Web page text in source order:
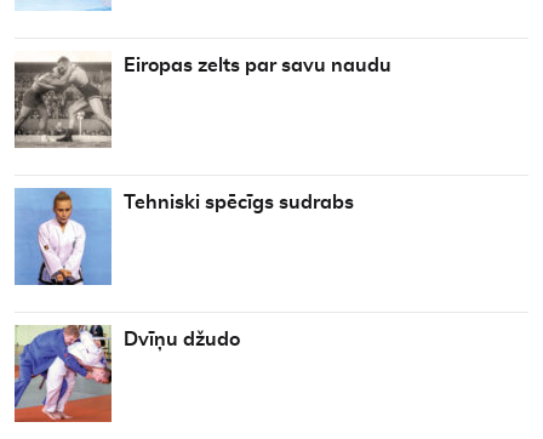
Eiropas zelts par savu naudu
Tehniski spēcīgs sudrabs
Dvīņu džudo